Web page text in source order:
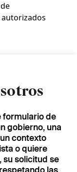
formulario de
gobierno, una
contexto
o quiere
su solicitud se